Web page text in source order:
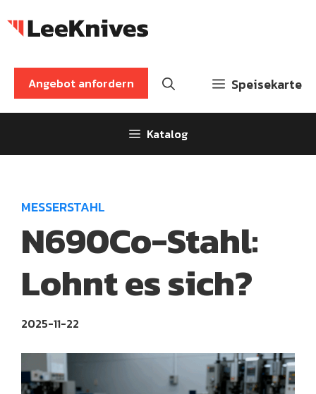
Inhalt
Speisekarte
Angebot anfordern
Katalog
MESSERSTAHL
N690Co-Stahl:
Lohnt es sich?
2025-11-22